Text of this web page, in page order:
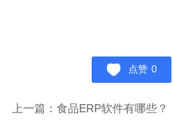
点赞 0
上一篇：食品ERP软件有哪些？